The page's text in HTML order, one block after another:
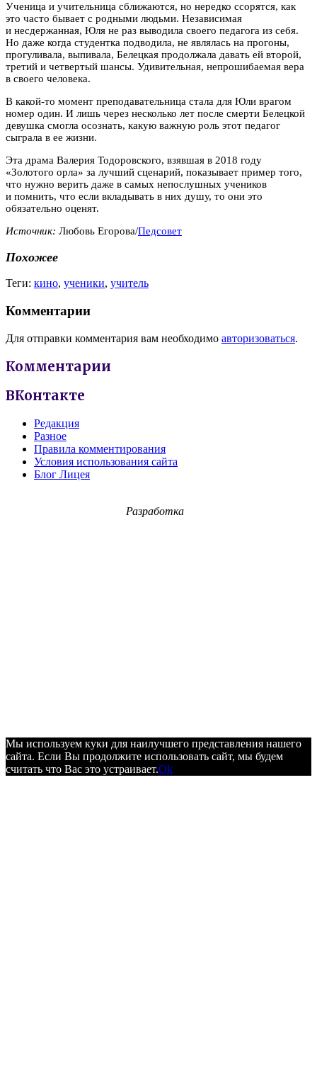
Ученица и учительница сближаются, но нередко ссорятся, как
это часто бывает с родными людьми. Независимая
и несдержанная, Юля не раз выводила своего педагога из себя.
Но даже когда студентка подводила, не являлась на прогоны,
прогуливала, выпивала, Белецкая продолжала давать ей второй,
третий и четвертый шансы. Удивительная, непрошибаемая вера
в своего человека.
В какой-то момент преподавательница стала для Юли врагом
номер один. И лишь через несколько лет после смерти Белецкой
девушка смогла осознать, какую важную роль этот педагог
сыграла в ее жизни.
Эта драма Валерия Тодоровского, взявшая в 2018 году
«Золотого орла» за лучший сценарий, показывает пример того,
что нужно верить даже в самых непослушных учеников
и помнить, что если вкладывать в них душу, то они это
обязательно оценят.
Источник: Любовь Егорова/Педсовет
Похожее
Теги: кино, ученики, учитель
Комментарии
Для отправки комментария вам необходимо авторизоваться.
Комментарии
ВКонтакте
Редакция
Разное
Правила комментирования
Условия использования сайта
Блог Лицея
Разработка
Мы используем куки для наилучшего представления нашего
сайта. Если Вы продолжите использовать сайт, мы будем
считать что Вас это устраивает.Ok